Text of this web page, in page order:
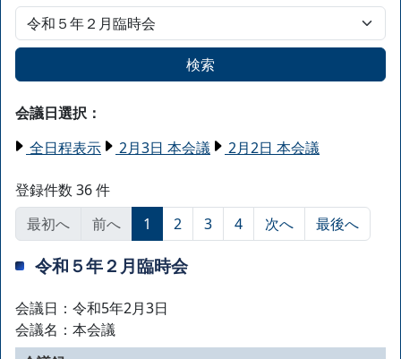
検索
会議日選択：
全日程表示
2月3日 本会議 2月2日 本会議
登録件数 36 件
最初へ
前へ 1 2 3 4 次へ 最後へ
令和５年２月臨時会
会議日：令和5年2月3日
会議名：本会議